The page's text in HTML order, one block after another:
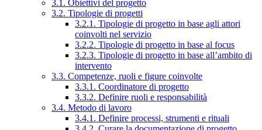
3.1. Obiettivi del progetto
3.2. Tipologie di progetti
3.2.1. Tipologie di progetto in base agli attori
coinvolti nel servizio
3.2.2. Tipologie di progetto in base al focus
3.2.3. Tipologie di progetto in base all’ambito di
intervento
3.3. Competenze, ruoli e figure coinvolte
3.3.1. Coordinatore di progetto
3.3.2. Definire ruoli e responsabilità
3.4. Metodo di lavoro
3.4.1. Definire processi, strumenti e rituali